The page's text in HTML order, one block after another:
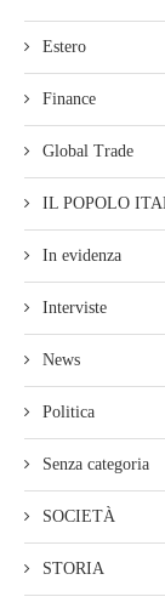
Estero
Finance
Global Trade
IL POPOLO
In evidenza
Interviste
News
Politica
Senza categoria
SOCIETÀ
STORIA